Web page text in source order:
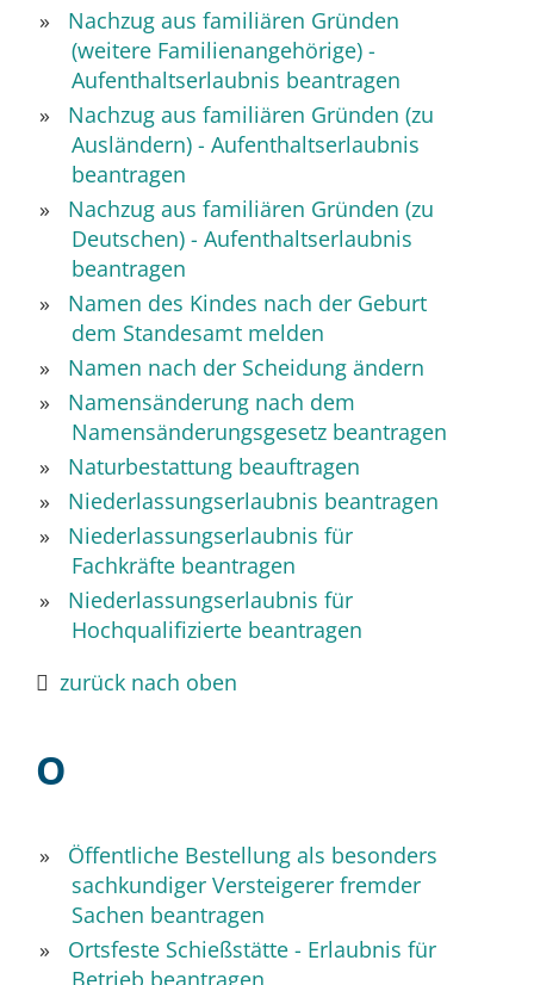
Nachzug aus familiären Gründen
(weitere Familienangehörige) -
Aufenthaltserlaubnis beantragen
Nachzug aus familiären Gründen (zu
Ausländern) - Aufenthaltserlaubnis
beantragen
Nachzug aus familiären Gründen (zu
Deutschen) - Aufenthaltserlaubnis
beantragen
Namen des Kindes nach der Geburt
dem Standesamt melden
Namen nach der Scheidung ändern
Namensänderung nach dem
Namensänderungsgesetz beantragen
Naturbestattung beauftragen
Niederlassungserlaubnis beantragen
Niederlassungserlaubnis für
Fachkräfte beantragen
Niederlassungserlaubnis für
Hochqualifizierte beantragen
zurück nach oben
O
Öffentliche Bestellung als besonders
sachkundiger Versteigerer fremder
Sachen beantragen
Ortsfeste Schießstätte - Erlaubnis für
Betrieb beantragen